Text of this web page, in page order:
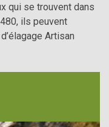
qui se trouvent dans
ils peuvent
Artisan